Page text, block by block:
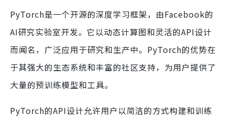
PyTorch是一个开源的深度学习框架，由Facebook的
AI研究实验室开发。它以动态计算图和灵活的API设计
而闻名，广泛应用于研究和生产中。PyTorch的优势在
于其强大的生态系统和丰富的社区支持，为用户提供了
大量的预训练模型和工具。
PyTorch的API设计允许用户以简洁的方式构建和训练